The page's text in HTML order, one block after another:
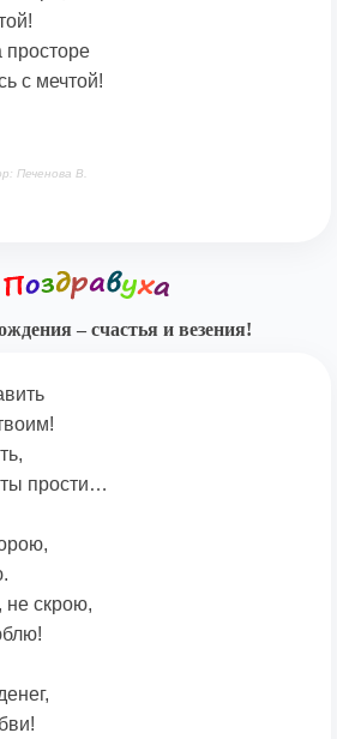
просторе
с мечтой!
Печенова В.
– счастья и везения!
прости…
не скрою,